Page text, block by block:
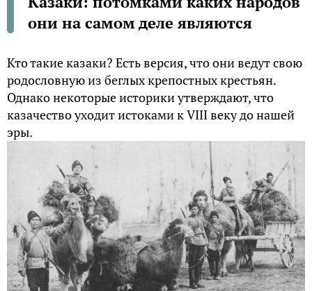
они на самом деле являются
Кто такие казаки? Есть версия, что они ведут свою
родословную из беглых крепостных крестьян.
Однако некоторые историки утверждают, что
казачество уходит истоками к VIII веку до нашей
эры.